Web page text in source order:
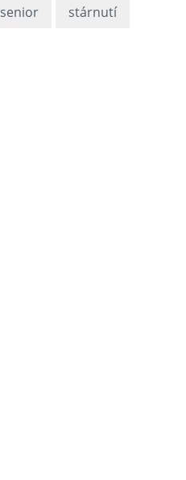
senior stárnutí